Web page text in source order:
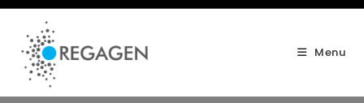
Skip
content
Menu